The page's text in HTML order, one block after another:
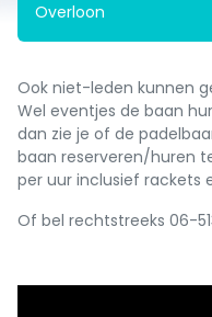
Overloon
Ook niet-leden kunnen
Wel eventjes de baan
dan zie je of de
baan reserveren/huren
per uur inclusief rackets
Of bel rechtstreeks 06-